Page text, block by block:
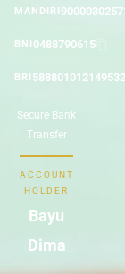
MANDIRI
BNI 0488790615
BRI 588801012149532
Secure Bank
Transfer
ACCOUNT
HOLDER
Bayu
Dima